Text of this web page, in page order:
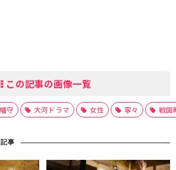
この記事の画像一覧
守 大河ドラマ 女性 寧々 戦国
事